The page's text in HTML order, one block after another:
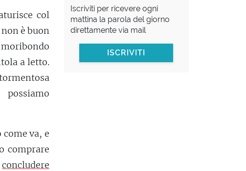
col
è buon
a letto.
va, e
comprare
concludere
Iscriviti per ricevere ogni
mattina la parola del giorno
direttamente via mail
ISCRIVITI